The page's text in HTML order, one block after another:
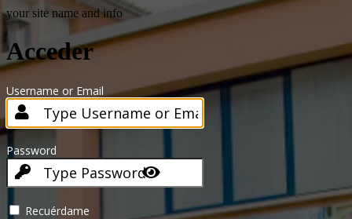
your site name and info
Acceder
Username or Email
Password
Recuérdame